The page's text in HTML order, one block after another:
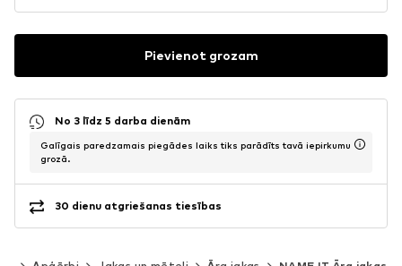
Pievienot grozam
No 3 līdz 5 darba dienām
Galīgais paredzamais piegādes laiks tiks parādīts tavā iepirkumu
grozā.
30 dienu atgriešanas tiesības